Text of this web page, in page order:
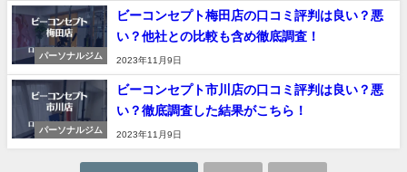
パーソナルジム
ビーコンセプト梅田店の口コミ評判は良い？悪
い？他社との比較も含め徹底調査！
2023年11月9日
パーソナルジム
ビーコンセプト市川店の口コミ評判は良い？悪
い？徹底調査した結果がこちら！
2023年11月9日